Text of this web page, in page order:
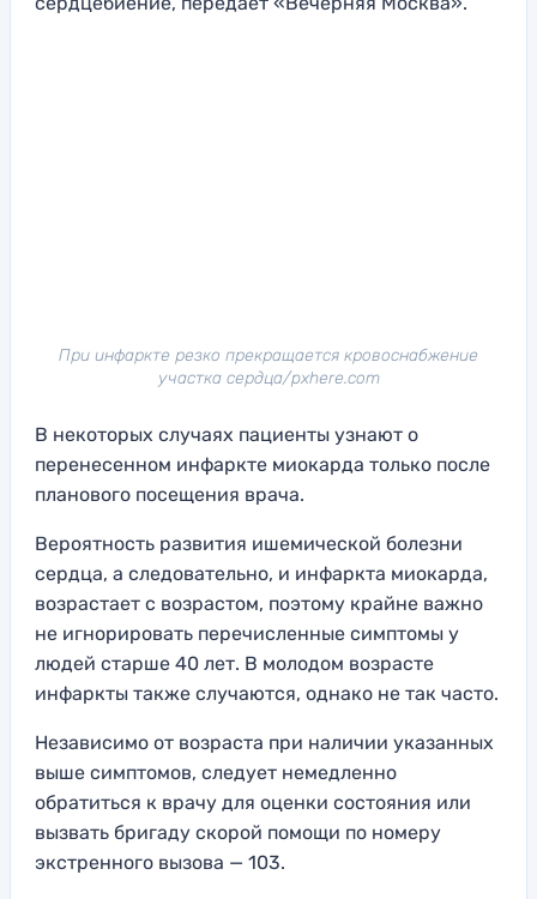
При инфаркте резко прекращается кровоснабжение
участка сердца/pxhere.com
В некоторых случаях пациенты узнают о
перенесенном инфаркте миокарда только после
планового посещения врача.
Вероятность развития ишемической болезни
сердца, а следовательно, и инфаркта миокарда,
возрастает с возрастом, поэтому крайне важно
не игнорировать перечисленные симптомы у
людей старше 40 лет. В молодом возрасте
инфаркты также случаются, однако не так часто.
Независимо от возраста при наличии указанных
выше симптомов, следует немедленно
обратиться к врачу для оценки состояния или
вызвать бригаду скорой помощи по номеру
экстренного вызова — 103.